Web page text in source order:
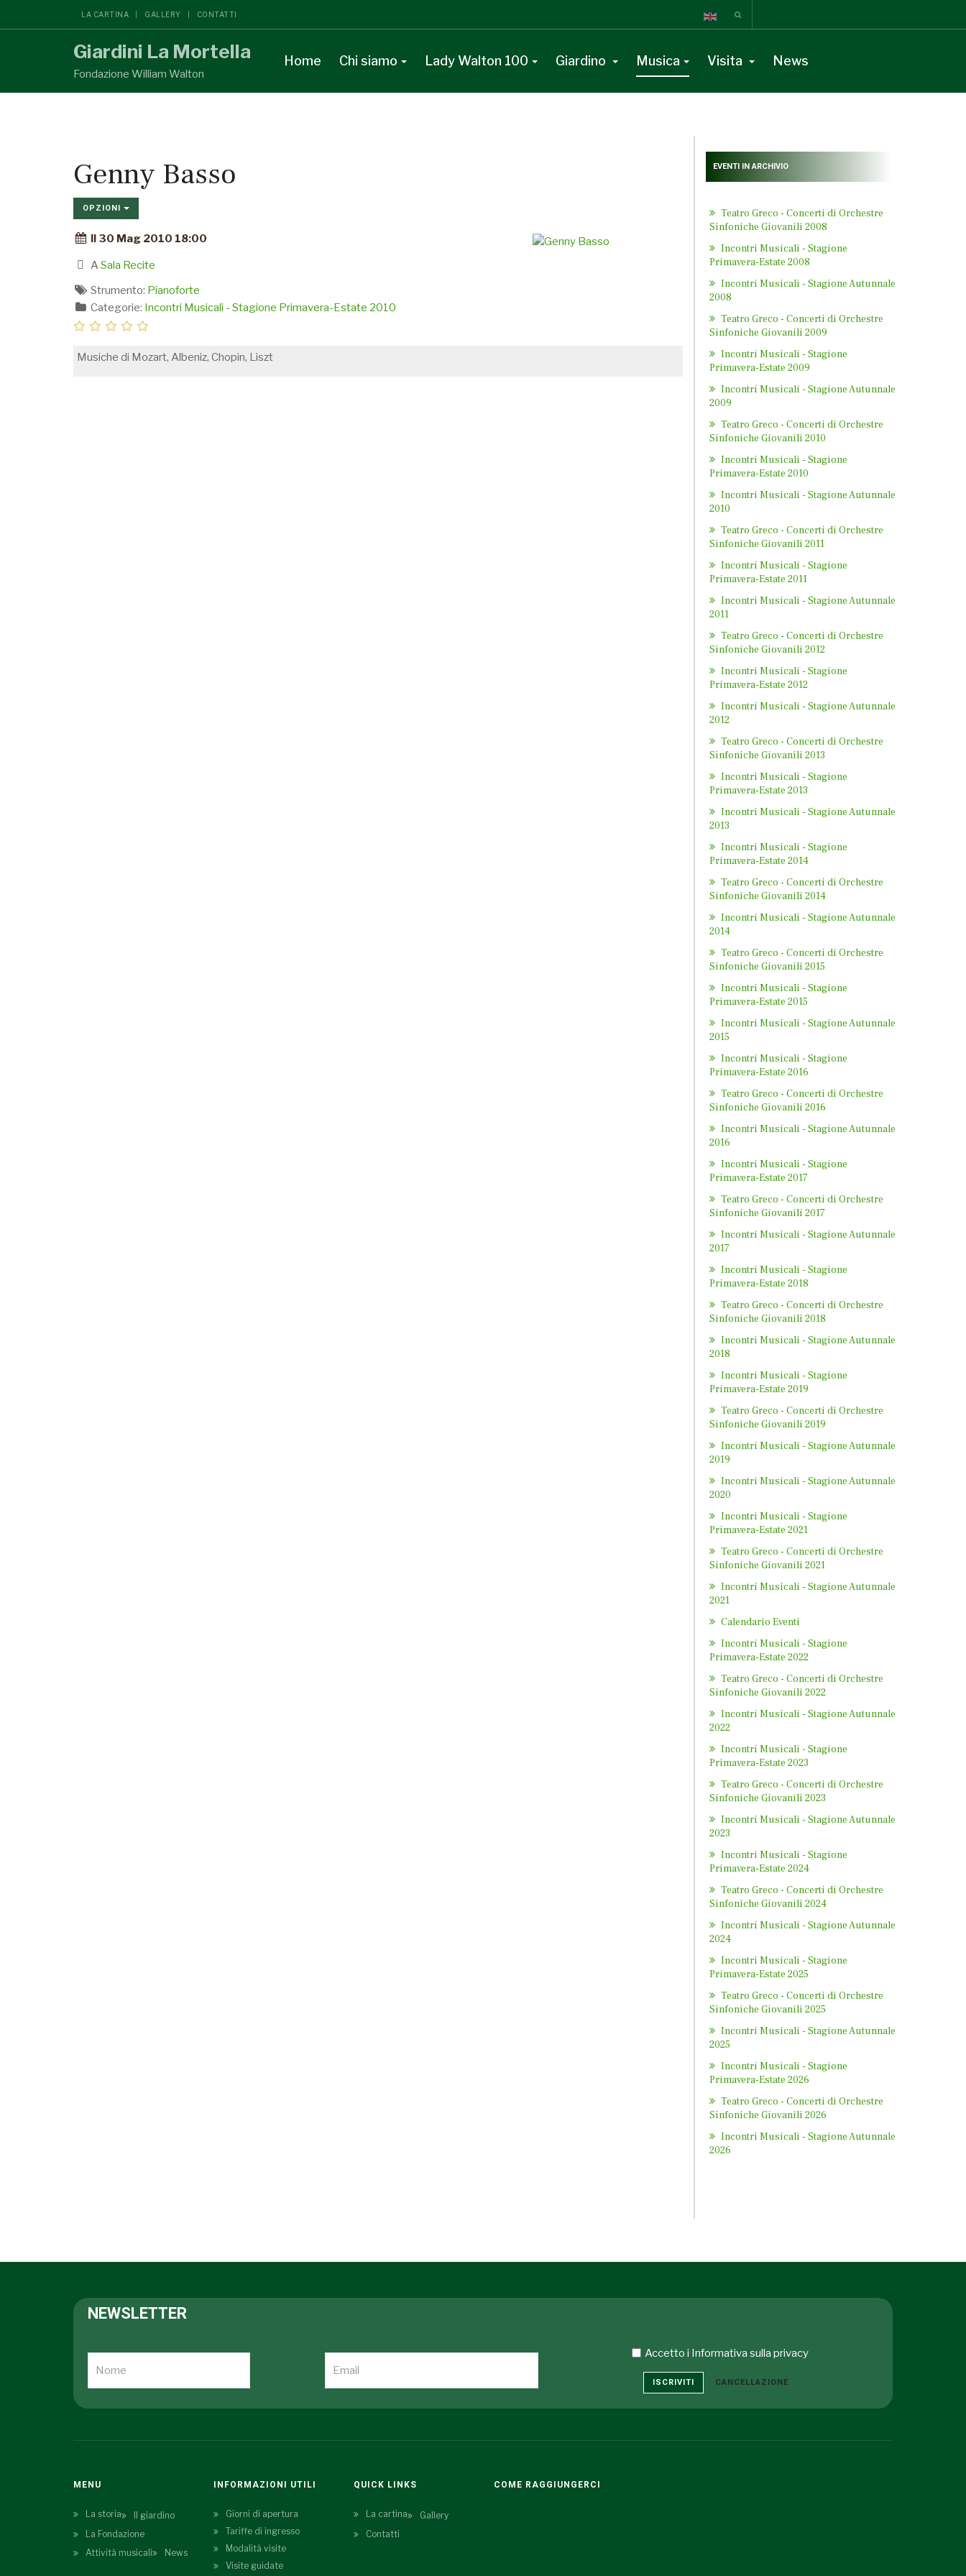
LA CARTINA GALLERY CONTATTI
Giardini La Mortella
Fondazione William Walton
Home Chi siamo Lady Walton 100 Giardino Musica Visita News
Genny Basso
OPZIONI
Il 30 Mag 2010 18:00
A Sala Recite
Strumento: Pianoforte
Categorie: Incontri Musicali - Stagione Primavera-Estate 2010
Musiche di Mozart, Albeniz, Chopin, Liszt
EVENTI IN ARCHIVIO
Teatro Greco - Concerti di Orchestre
Sinfoniche Giovanili 2008
Incontri Musicali - Stagione
Primavera-Estate 2008
Incontri Musicali - Stagione Autunnale
2008
Teatro Greco - Concerti di Orchestre
Sinfoniche Giovanili 2009
Incontri Musicali - Stagione
Primavera-Estate 2009
Incontri Musicali - Stagione Autunnale
2009
Teatro Greco - Concerti di Orchestre
Sinfoniche Giovanili 2010
Incontri Musicali - Stagione
Primavera-Estate 2010
Incontri Musicali - Stagione Autunnale
2010
Teatro Greco - Concerti di Orchestre
Sinfoniche Giovanili 2011
Incontri Musicali - Stagione
Primavera-Estate 2011
Incontri Musicali - Stagione Autunnale
2011
Teatro Greco - Concerti di Orchestre
Sinfoniche Giovanili 2012
Incontri Musicali - Stagione
Primavera-Estate 2012
Incontri Musicali - Stagione Autunnale
2012
Teatro Greco - Concerti di Orchestre
Sinfoniche Giovanili 2013
Incontri Musicali - Stagione
Primavera-Estate 2013
Incontri Musicali - Stagione Autunnale
2013
Incontri Musicali - Stagione
Primavera-Estate 2014
Teatro Greco - Concerti di Orchestre
Sinfoniche Giovanili 2014
Incontri Musicali - Stagione Autunnale
2014
Teatro Greco - Concerti di Orchestre
Sinfoniche Giovanili 2015
Incontri Musicali - Stagione
Primavera-Estate 2015
Incontri Musicali - Stagione Autunnale
2015
Incontri Musicali - Stagione
Primavera-Estate 2016
Teatro Greco - Concerti di Orchestre
Sinfoniche Giovanili 2016
Incontri Musicali - Stagione Autunnale
2016
Incontri Musicali - Stagione
Primavera-Estate 2017
Teatro Greco - Concerti di Orchestre
Sinfoniche Giovanili 2017
Incontri Musicali - Stagione Autunnale
2017
Incontri Musicali - Stagione
Primavera-Estate 2018
Teatro Greco - Concerti di Orchestre
Sinfoniche Giovanili 2018
Incontri Musicali - Stagione Autunnale
2018
Incontri Musicali - Stagione
Primavera-Estate 2019
Teatro Greco - Concerti di Orchestre
Sinfoniche Giovanili 2019
Incontri Musicali - Stagione Autunnale
2019
Incontri Musicali - Stagione Autunnale
2020
Incontri Musicali - Stagione
Primavera-Estate 2021
Teatro Greco - Concerti di Orchestre
Sinfoniche Giovanili 2021
Incontri Musicali - Stagione Autunnale
2021
Calendario Eventi
Incontri Musicali - Stagione
Primavera-Estate 2022
Teatro Greco - Concerti di Orchestre
Sinfoniche Giovanili 2022
Incontri Musicali - Stagione Autunnale
2022
Incontri Musicali - Stagione
Primavera-Estate 2023
Teatro Greco - Concerti di Orchestre
Sinfoniche Giovanili 2023
Incontri Musicali - Stagione Autunnale
2023
Incontri Musicali - Stagione
Primavera-Estate 2024
Teatro Greco - Concerti di Orchestre
Sinfoniche Giovanili 2024
Incontri Musicali - Stagione Autunnale
2024
Incontri Musicali - Stagione
Primavera-Estate 2025
Teatro Greco - Concerti di Orchestre
Sinfoniche Giovanili 2025
Incontri Musicali - Stagione Autunnale
2025
Incontri Musicali - Stagione
Primavera-Estate 2026
Teatro Greco - Concerti di Orchestre
Sinfoniche Giovanili 2026
Incontri Musicali - Stagione Autunnale
2026
NEWSLETTER
Accetto i Informativa sulla privacy
ISCRIVITI CANCELLAZIONE
MENU
La storia
Il giardino
La Fondazione
Attività musicali
News
INFORMAZIONI UTILI
Giorni di apertura
Tariffe di ingresso
Modalità visite
Visite guidate
QUICK LINKS
La cartina
Gallery
Contatti
COME RAGGIUNGERCI